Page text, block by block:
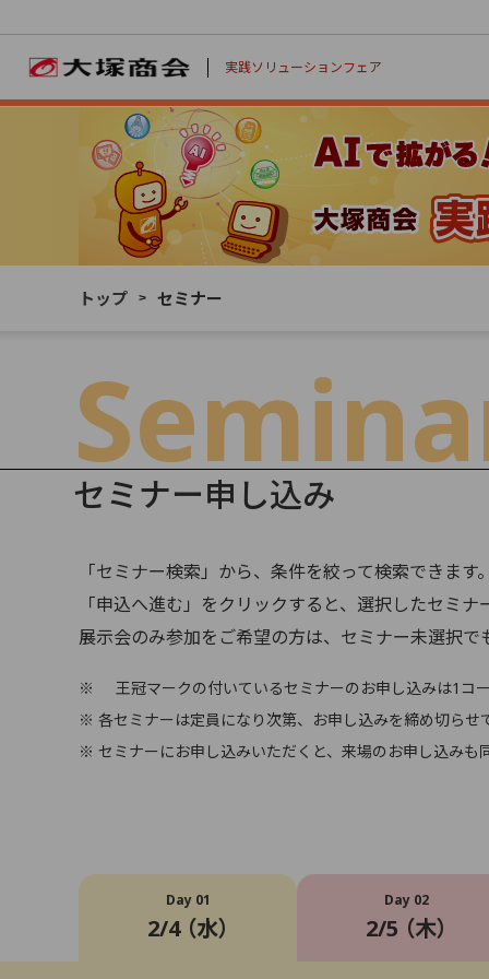
実践ソリューションフェア
トップ セミナー
セミナー申し込み
「セミナー検索」から、条件を絞って検索できます
「申込へ進む」をクリックすると、選択したセミ
展示会のみ参加をご希望の方は、セミナー未選択
※
王冠マークの付いているセミナーのお申し込みは1コ
※ 各セミナーは定員になり次第、お申し込みを締め切らせ
※ セミナーにお申し込みいただくと、来場のお申し込みも
Day 01
2/4 （水）
Day 02
2/5 （木）
Day 01
2/4 （水）
Day 02
2/5 （木）